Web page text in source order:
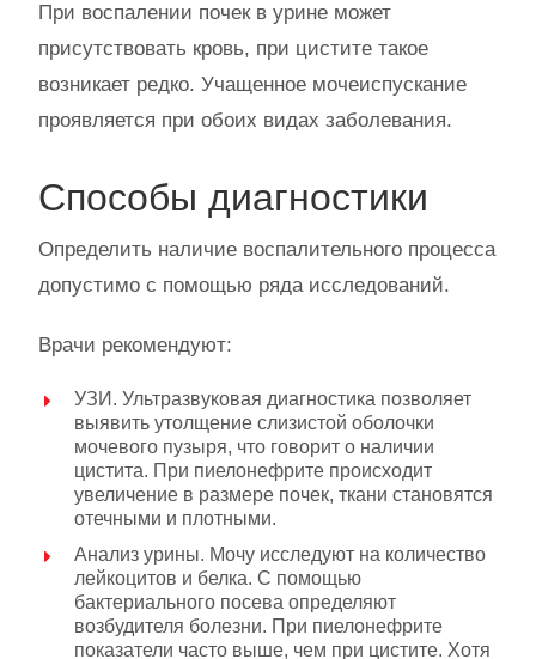
При воспалении почек в урине может
присутствовать кровь, при цистите такое
возникает редко. Учащенное мочеиспускание
проявляется при обоих видах заболевания.
Способы диагностики
Определить наличие воспалительного процесса
допустимо с помощью ряда исследований.
Врачи рекомендуют:
УЗИ. Ультразвуковая диагностика позволяет
выявить утолщение слизистой оболочки
мочевого пузыря, что говорит о наличии
цистита. При пиелонефрите происходит
увеличение в размере почек, ткани становятся
отечными и плотными.
Анализ урины. Мочу исследуют на количество
лейкоцитов и белка. С помощью
бактериального посева определяют
возбудителя болезни. При пиелонефрите
показатели часто выше, чем при цистите. Хотя